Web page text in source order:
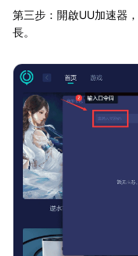
第三步：開啟UU加速器
長。